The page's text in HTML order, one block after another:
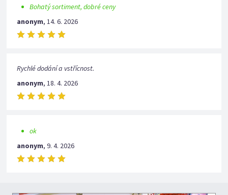
Bohatý sortiment, dobré ceny
anonym,14. 6. 2026
Rychlé dodání a vstřícnost.
anonym,18. 4. 2026
ok
anonym,9. 4. 2026